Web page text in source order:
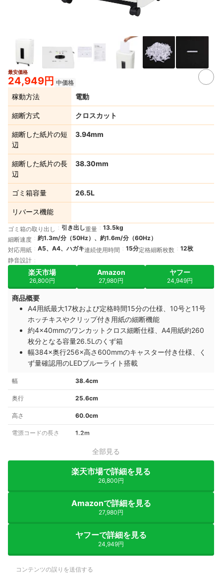
最安価格
24,949円 中価格
稼動方法 電動
細断方式 クロスカット
細断した紙片の短
辺
3.94mm
細断した紙片の長
辺
38.30mm
ゴミ箱容量 26.5L
リバース機能
ゴミ箱の取り出し 引き出し重量
13.5kg
細断速度
約1.3m/分（50Hz）、約1.6m/分（60Hz）
対応用紙
A5、A4、ハガキ連続使用時間 15分定格細断枚数
12枚
静音設計
楽天市場
26,800円
Amazon
27,980円
ヤフー
24,949円
商品概要
A4用紙最大17枚および定格時間15分の仕様、10号と11号
ホッチキスやクリップ付き用紙の細断機能
約4×40mmのワンカットクロス細断仕様、A4用紙約260
枚分となる容量26.5Lのくず箱
幅384×奥行256×高さ600mmのキャスター付き仕様、く
ず量確認用のLEDブルーライト搭載
幅 38.4cm
奥行 25.6cm
高さ 60.0cm
電源コードの長さ 1.2m
全部見る
楽天市場で詳細を見る
26,800円
Amazonで詳細を見る
27,980円
ヤフーで詳細を見る
24,949円
コンテンツの誤りを送信する